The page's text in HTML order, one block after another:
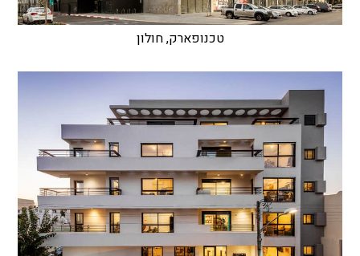
טכנופארק, חולון